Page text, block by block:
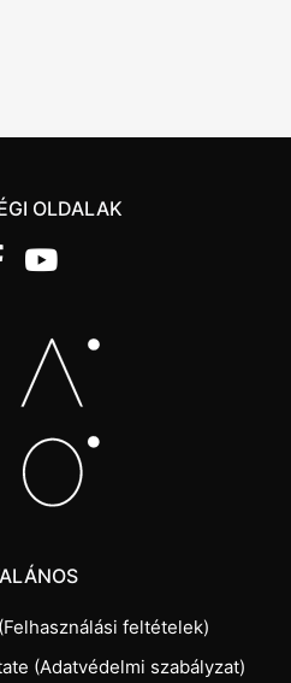
OLDALAK
feltételek)
(Adatvédelmi szabályzat)